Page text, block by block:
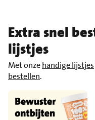
Extra snel
lijstjes
Met onzehandige lijstjes
bestellen.